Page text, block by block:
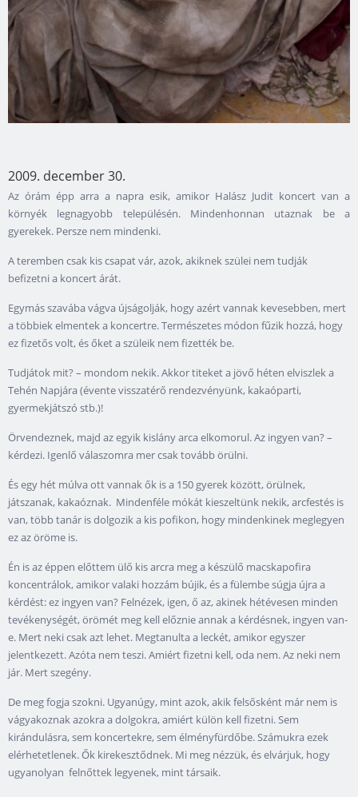
2009. december 30.
Az órám épp arra a napra esik, amikor Halász Judit koncert van a
környék legnagyobb településén. Mindenhonnan utaznak be a
gyerekek. Persze nem mindenki.
A teremben csak kis csapat vár, azok, akiknek szülei nem tudják
befizetni a koncert árát.
Egymás szavába vágva újságolják, hogy azért vannak kevesebben, mert
a többiek elmentek a koncertre. Természetes módon fűzik hozzá, hogy
ez fizetős volt, és őket a szüleik nem fizették be.
Tudjátok mit? – mondom nekik. Akkor titeket a jövő héten elviszlek a
Tehén Napjára (évente visszatérő rendezvényünk, kakaóparti,
gyermekjátszó stb.)!
Örvendeznek, majd az egyik kislány arca elkomorul. Az ingyen van? –
kérdezi. Igenlő válaszomra mer csak tovább örülni.
És egy hét múlva ott vannak ők is a 150 gyerek között, örülnek,
játszanak, kakaóznak. Mindenféle mókát kieszeltünk nekik, arcfestés is
van, több tanár is dolgozik a kis pofikon, hogy mindenkinek meglegyen
ez az öröme is.
Én is az éppen előttem ülő kis arcra meg a készülő macskapofira
koncentrálok, amikor valaki hozzám bújik, és a fülembe súgja újra a
kérdést: ez ingyen van? Felnézek, igen, ő az, akinek hétévesen minden
tevékenységét, örömét meg kell előznie annak a kérdésnek, ingyen van-
e. Mert neki csak azt lehet. Megtanulta a leckét, amikor egyszer
jelentkezett. Azóta nem teszi. Amiért fizetni kell, oda nem. Az neki nem
jár. Mert szegény.
De meg fogja szokni. Ugyanúgy, mint azok, akik felsősként már nem is
vágyakoznak azokra a dolgokra, amiért külön kell fizetni. Sem
kirándulásra, sem koncertekre, sem élményfürdőbe. Számukra ezek
elérhetetlenek. Ők kirekesztődnek. Mi meg nézzük, és elvárjuk, hogy
ugyanolyan felnőttek legyenek, mint társaik.